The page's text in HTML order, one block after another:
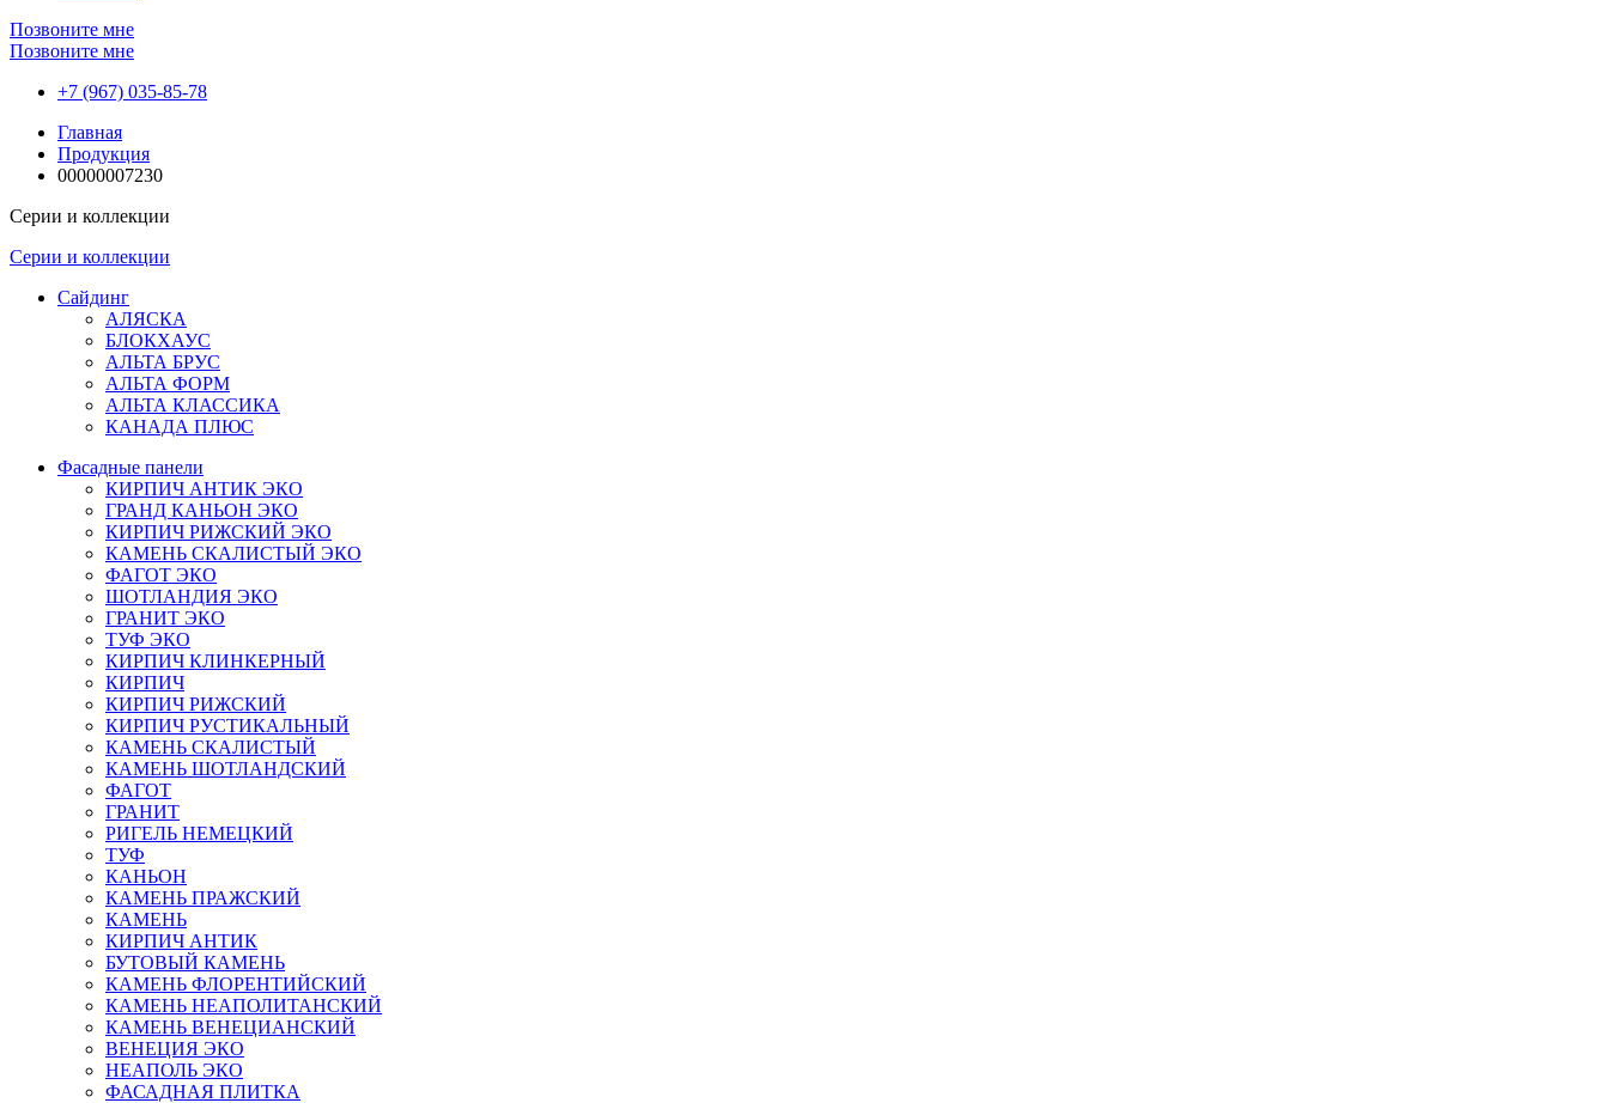
Позвоните мне
Позвоните мне
+7 (967) 035-85-78
Главная
Продукция
00000007230
Серии и коллекции
Серии и коллекции
Сайдинг
АЛЯСКА
БЛОКХАУС
АЛЬТА БРУС
АЛЬТА ФОРМ
АЛЬТА КЛАССИКА
КАНАДА ПЛЮС
Фасадные панели
КИРПИЧ АНТИК ЭКО
ГРАНД КАНЬОН ЭКО
КИРПИЧ РИЖСКИЙ ЭКО
КАМЕНЬ СКАЛИСТЫЙ ЭКО
ФАГОТ ЭКО
ШОТЛАНДИЯ ЭКО
ГРАНИТ ЭКО
ТУФ ЭКО
КИРПИЧ КЛИНКЕРНЫЙ
КИРПИЧ
КИРПИЧ РИЖСКИЙ
КИРПИЧ РУСТИКАЛЬНЫЙ
КАМЕНЬ СКАЛИСТЫЙ
КАМЕНЬ ШОТЛАНДСКИЙ
ФАГОТ
ГРАНИТ
РИГЕЛЬ НЕМЕЦКИЙ
ТУФ
КАНЬОН
КАМЕНЬ ПРАЖСКИЙ
КАМЕНЬ
КИРПИЧ АНТИК
БУТОВЫЙ КАМЕНЬ
КАМЕНЬ ФЛОРЕНТИЙСКИЙ
КАМЕНЬ НЕАПОЛИТАНСКИЙ
КАМЕНЬ ВЕНЕЦИАНСКИЙ
ВЕНЕЦИЯ ЭКО
НЕАПОЛЬ ЭКО
ФАСАДНАЯ ПЛИТКА